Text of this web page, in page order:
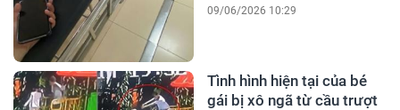
09/06/2026 10:29
Tình hình hiện tại của bé
gái bị xô ngã từ cầu trượt